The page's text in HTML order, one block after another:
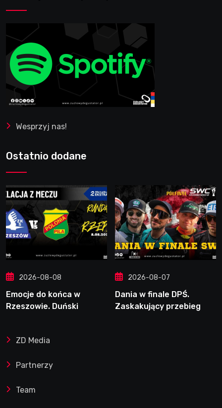
Wesprzyj nas!
Ostatnio dodane
2026-08-08
Emocje do końca w
Rzeszowie. Duński
2026-08-07
Dania w finale DPŚ.
Zaskakujący przebieg
ZD Media
Partnerzy
Team